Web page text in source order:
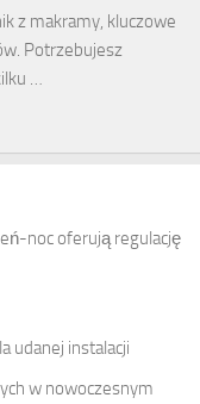
z makramy, kluczowe
Potrzebujesz
…
noc oferują regulację
udanej instalacji
w nowoczesnym